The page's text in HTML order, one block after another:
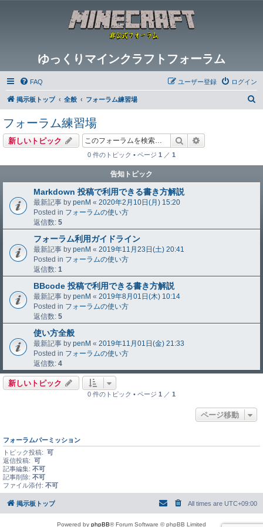
ゆっくりマインクラフトフォーラム
FAQ ログイン
ユーザー登録
掲示板トップ 全般 フォーラム練習場
フォーラム練習場
新しいトピック 検索
0 件のトピック • ページ 1 ／ 1
告知トピック
Markdown 投稿で利用できる書き方解説
最新記事 by penM « 2020年2月10日(月) 15:20
Posted in フォーラムの使い方
返信数: 5
フォーラム利用ガイドライン
最新記事 by penM « 2019年11月23日(土) 20:41
Posted in フォーラムの使い方
返信数: 1
BBcode 投稿で利用できる書き方解説
最新記事 by penM « 2019年8月01日(木) 10:14
Posted in フォーラムの使い方
返信数: 5
使い方全般
最新記事 by penM « 2019年11月01日(金) 21:33
Posted in フォーラムの使い方
返信数: 4
新しいトピック
0 件のトピック • ページ 1 ／ 1
ページ移動
フォーラムパーミッション
トピック投稿: 可
返信投稿: 可
記事編集: 不可
記事削除: 不可
ファイル添付: 不可
掲示板トップ All times are UTC+09:00
Powered by phpBB® Forum Software © phpBB Limited